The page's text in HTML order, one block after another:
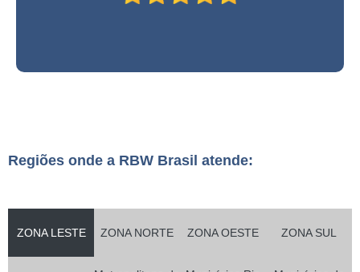
Regiões onde a RBW Brasil atende:
ZONA LESTE ZONA NORTE ZONA OESTE ZONA SUL